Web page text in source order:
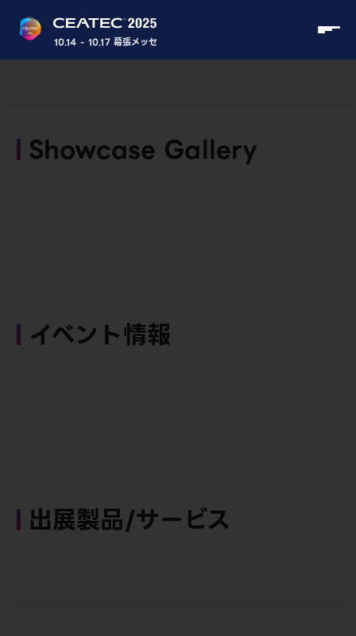
10.14 - 10.17 幕張メッセ
Showcase Gallery
イベント情報
出展製品/サービス